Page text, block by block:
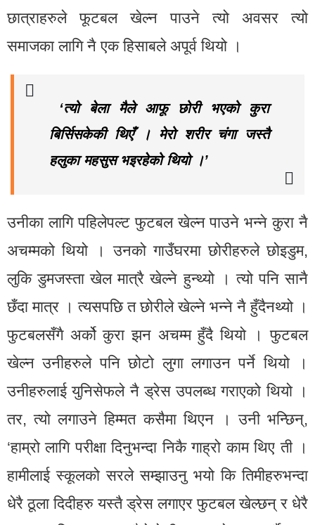
छात्राहरुले फूटबल खेल्न पाउने त्यो अवसर त्यो
समाजका लागि नै एक हिसाबले अपूर्व थियो ।
‘त्यो बेला मैले आफू छोरी भएको कुरा
बिर्सिसकेकी थिएँ । मेरो शरीर चंगा जस्तै
हलुका महसुस भइरहेको थियो ।’
उनीका लागि पहिलेपल्ट फुटबल खेल्न पाउने भन्ने कुरा नै
अचम्मको थियो । उनको गाउँघरमा छोरीहरुले छोइडुम,
लुकि डुमजस्ता खेल मात्रै खेल्ने हुन्थ्यो । त्यो पनि सानै
छँदा मात्र । त्यसपछि त छोरीले खेल्ने भन्ने नै हुँदैनथ्यो ।
फुटबलसँगै अर्को कुरा झन अचम्म हुँदै थियो । फुटबल
खेल्न उनीहरुले पनि छोटो लुगा लगाउन पर्ने थियो ।
उनीहरुलाई युनिसेफले नै ड्रेस उपलब्ध गराएको थियो ।
तर, त्यो लगाउने हिम्मत कसैमा थिएन । उनी भन्छिन्,
‘हाम्रो लागि परीक्षा दिनुभन्दा निकै गाह्रो काम थिए ती ।
हामीलाई स्कूलको सरले सम्झाउनु भयो कि तिमीहरुभन्दा
धेरै ठूला दिदीहरु यस्तै ड्रेस लगाएर फुटबल खेल्छन् र धेरै